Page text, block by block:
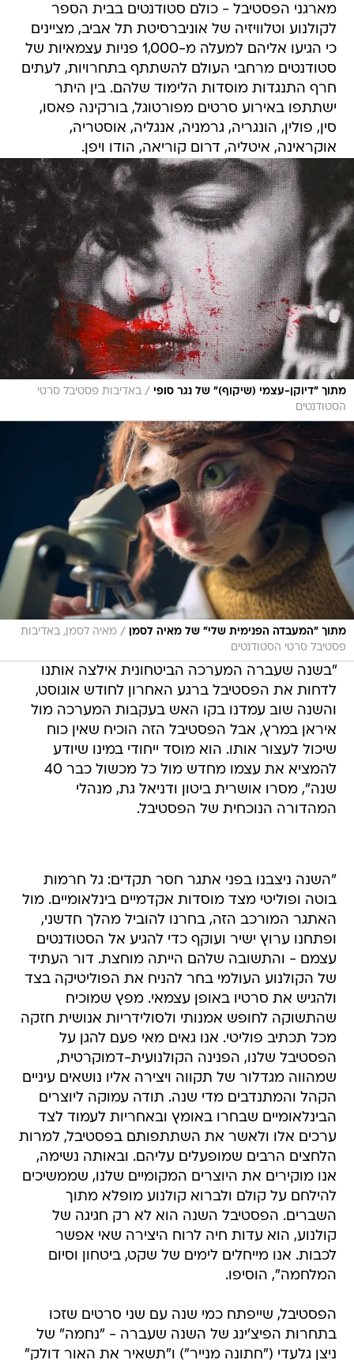
מארגני הפסטיבל - כולם סטודנטים בבית הספר
לקולנוע וטלוויזיה של אוניברסיטת תל אביב, מציינים
כי הגיעו אליהם למעלה מ-1,000 פניות עצמאיות של
סטודנטים מרחבי העולם להשתתף בתחרויות, לעתים
חרף התנגדות מוסדות הלימוד שלהם. בין היתר
ישתתפו באירוע סרטים מפורטוגל, בורקינה פאסו,
סין, פולין, הונגריה, גרמניה, אנגליה, אוסטריה,
אוקראינה, איטליה, דרום קוריאה, הודו ויפן.
מתוך "דיוקן-עצמי (שיקוף)" של נגר סופי / באדיבות פסטיבל סרטי
הסטודנטים
מתוך "המעבדה הפנימית שלי" של מאיה לסמן / מאיה לסמן, באדיבות
פסטיבל סרטי הסטודנטים
"בשנה שעברה המערכה הביטחונית אילצה אותנו
לדחות את הפסטיבל ברגע האחרון לחודש אוגוסט,
והשנה שוב עמדנו בקו האש בעקבות המערכה מול
איראן במרץ, אבל הפסטיבל הזה הוכיח שאין כוח
שיכול לעצור אותו. הוא מוסד ייחודי במינו שיודע
להמציא את עצמו מחדש מול כל מכשול כבר 40
שנה", מסרו אושרית ביטון ודניאל גת, מנהלי
המהדורה הנוכחית של הפסטיבל.
"השנה ניצבנו בפני אתגר חסר תקדים: גל חרמות
בוטה ופוליטי מצד מוסדות אקדמיים בינלאומיים. מול
האתגר המורכב הזה, בחרנו להוביל מהלך חדשני,
ופתחנו ערוץ ישיר ועוקף כדי להגיע אל הסטודנטים
עצמם - והתשובה שלהם הייתה מוחצת. דור העתיד
של הקולנוע העולמי בחר להניח את הפוליטיקה בצד
ולהגיש את סרטיו באופן עצמאי. מפץ שמוכיח
שהתשוקה לחופש אמנותי ולסולידריות אנושית חזקה
מכל תכתיב פוליטי. אנו גאים מאי פעם להגן על
הפסטיבל שלנו, הפנינה הקולנועית-דמוקרטית,
שמהווה מגדלור של תקווה ויצירה אליו נושאים עיניים
הקהל והמתנדבים מדי שנה. תודה עמוקה ליוצרים
הבינלאומיים שבחרו באומץ ובאחריות לעמוד לצד
ערכים אלו ולאשר את השתתפותם בפסטיבל, למרות
הלחצים הרבים שמופעלים עליהם. ובאותה נשימה,
אנו מוקירים את היוצרים המקומיים שלנו, שממשיכים
להילחם על קולם ולברוא קולנוע מופלא מתוך
השברים. הפסטיבל השנה הוא לא רק חגיגה של
קולנוע, הוא עדות חיה לרוח היצירה שאי אפשר
לכבות. אנו מייחלים לימים של שקט, ביטחון וסיום
המלחמה", הוסיפו.
הפסטיבל, שייפתח כמי שנה עם שני סרטים שזכו
בתחרות הפיצ'ינג של השנה שעברה - "נחמה" של
ניצן גלעדי ("חתונה מנייר") ו"תשאיר את האור דולק"